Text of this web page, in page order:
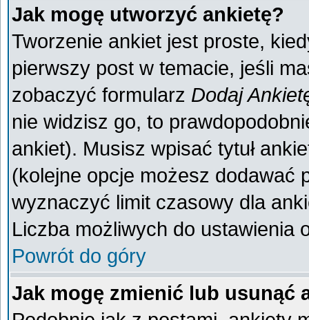
Jak mogę utworzyć ankietę?
Tworzenie ankiet jest proste,
pierwszy post w temacie, jeśli
zobaczyć formularz Dodaj
nie widzisz go, to
ankiet). Musisz wpisać tytuł
(kolejne opcje możesz dodawać
wyznaczyć limit czasowy dla
Liczba możliwych do ustawienia
Powrót do góry
Jak mogę zmienić lub usunąć